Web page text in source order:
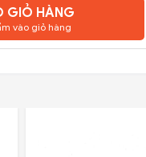
GIỎ HÀNG
vào giỏ hàng